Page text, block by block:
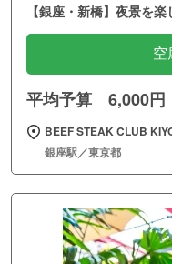
【銀座・新橋】夜景を
空
平均予算 6,000円
BEEF STEAK CLUB
銀座駅／東京都